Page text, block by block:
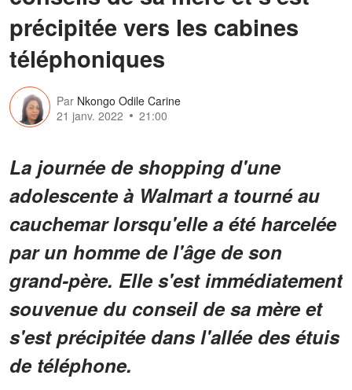
précipitée vers les cabines
téléphoniques
Par Nkongo Odile Carine
21 janv. 2022
21:00
La journée de shopping d'une
adolescente à Walmart a tourné au
cauchemar lorsqu'elle a été harcelée
par un homme de l'âge de son
grand-père. Elle s'est immédiatement
souvenue du conseil de sa mère et
s'est précipitée dans l'allée des étuis
de téléphone.